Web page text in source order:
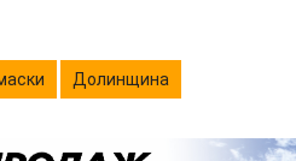
Долинщина